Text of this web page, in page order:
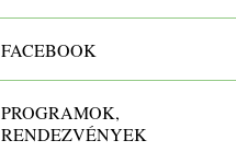
FACEBOOK
PROGRAMOK,
RENDEZVÉNYEK